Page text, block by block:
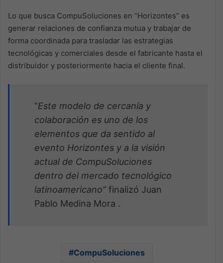
Lo que busca CompuSoluciones en “Horizontes” es
generar relaciones de confianza mutua y trabajar de
forma coordinada para trasladar las estrategias
tecnológicas y comerciales desde el fabricante hasta el
distribuidor y posteriormente hacia el cliente final.
“Este modelo de cercanía y
colaboración es uno de los
elementos que da sentido al
evento Horizontes y a la visión
actual de CompuSoluciones
dentro del mercado tecnológico
latinoamericano” finalizó Juan
Pablo Medina Mora .
CompuSoluciones